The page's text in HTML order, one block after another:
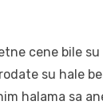
cene bile
su hale
halama sa